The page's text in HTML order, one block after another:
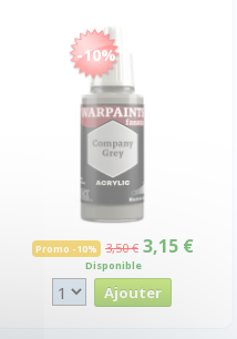
-10%
Promo -10% 3,50 € 3,15 €
Disponible